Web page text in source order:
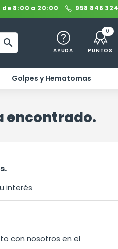
de 8:00 a 20:00 958 846 324

AYUDA
0
PUNTOS
Golpes y Hematomas
encontrado.
interés
con nosotros en el